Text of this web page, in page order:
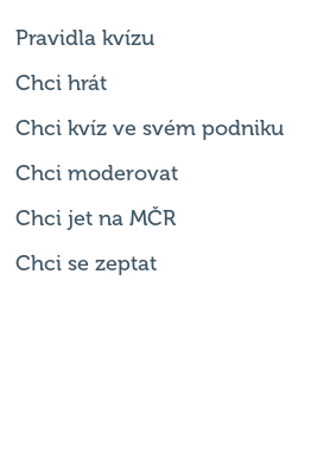
Pravidla kvízu
Chci hrát
Chci kvíz ve svém podniku
Chci moderovat
Chci jet na MČR
Chci se zeptat